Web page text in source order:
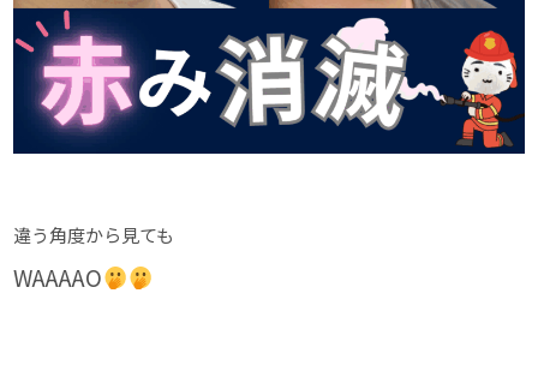
違う角度から見ても
WAAAAO